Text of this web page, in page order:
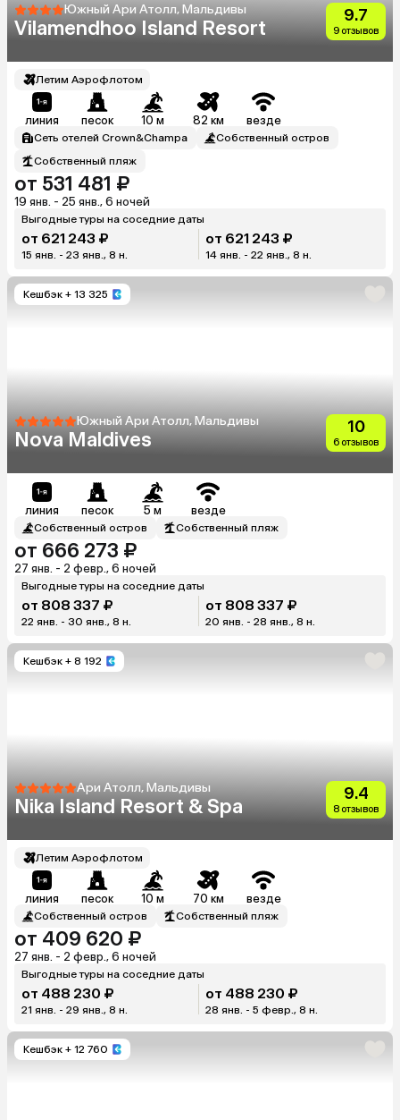
Южный Ари Атолл, Мальдивы
Vilamendhoo Island Resort
9.7
9 отзывов
Летим Аэрофлотом
линия песок 10 м 82 км везде
Сеть отелей Crown&Champa
Собственный остров
Собственный пляж
от 531 481 ₽
19 янв. - 25 янв., 6 ночей
Выгодные туры на соседние даты
от 621 243 ₽
15 янв. - 23 янв., 8 н.
от 621 243 ₽
14 янв. - 22 янв., 8 н.
Кешбэк + 13 325
Южный Ари Атолл, Мальдивы
Nova Maldives
10
6 отзывов
линия песок 5 м везде
Собственный остров Собственный пляж
от 666 273 ₽
27 янв. - 2 февр., 6 ночей
Выгодные туры на соседние даты
от 808 337 ₽
22 янв. - 30 янв., 8 н.
от 808 337 ₽
20 янв. - 28 янв., 8 н.
Кешбэк + 8 192
Ари Атолл, Мальдивы
Nika Island Resort & Spa
9.4
8 отзывов
Летим Аэрофлотом
линия песок 10 м 70 км везде
Собственный остров Собственный пляж
от 409 620 ₽
27 янв. - 2 февр., 6 ночей
Выгодные туры на соседние даты
от 488 230 ₽
21 янв. - 29 янв., 8 н.
от 488 230 ₽
28 янв. - 5 февр., 8 н.
Кешбэк + 12 760